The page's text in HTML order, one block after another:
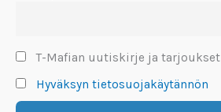
T-Mafian uutiskirje ja tarjoukset
Hyväksyn tietosuojakäytännön